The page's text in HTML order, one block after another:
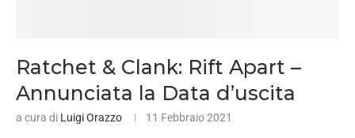
Ratchet & Clank: Rift Apart –
Annunciata la Data d’uscita
a cura di Luigi Orazzo 11 Febbraio 2021